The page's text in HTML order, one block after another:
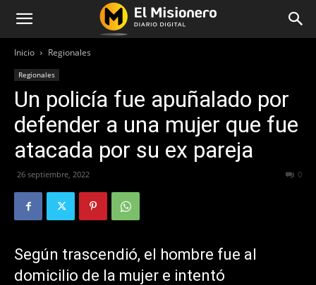
Inicio Regionales
Regionales
Un policía fue apuñalado por
defender a una mujer que fue
atacada por su ex pareja
26 septiembre, 2022 0
Según trascendió, el hombre fue al
domicilio de la mujer e intentó